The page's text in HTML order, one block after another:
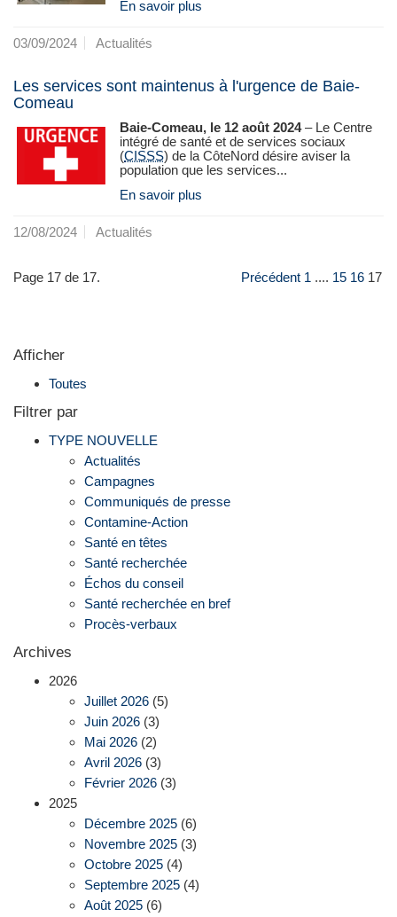
En savoir plus
03/09/2024 Actualités
Les services sont maintenus à l'urgence de Baie-
Comeau
Baie-Comeau, le 12 août 2024– Le Centre
intégré de santé et de services sociaux
(CISSS) de la CôteNord désire aviser la
population que les services...
En savoir plus
12/08/2024 Actualités
Page 17 de 17. Précédent 1 .... 15 16 17
Afficher
Toutes
Filtrer par
TYPE NOUVELLE
Actualités
Campagnes
Communiqués de presse
Contamine-Action
Santé en têtes
Santé recherchée
Échos du conseil
Santé recherchée en bref
Procès-verbaux
Archives
2026
Juillet 2026 (5)
Juin 2026 (3)
Mai 2026 (2)
Avril 2026 (3)
Février 2026 (3)
2025
Décembre 2025 (6)
Novembre 2025 (3)
Octobre 2025 (4)
Septembre 2025 (4)
Août 2025 (6)